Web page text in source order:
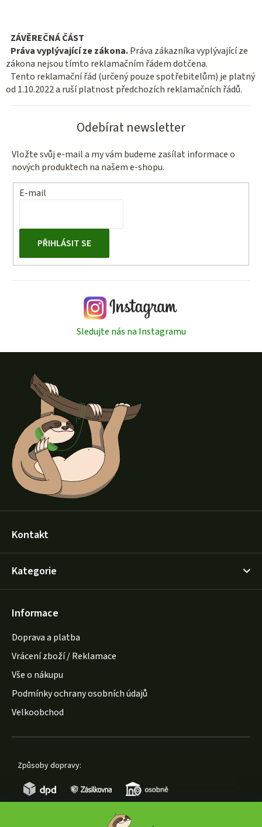
ZÁVĚREČNÁ ČÁST
Práva vyplývající ze zákona.Práva zákazníka vyplývající ze
zákona nejsou tímto reklamačním řádem dotčena.
Tento reklamační řád (určený pouze spotřebitelům) je platný
od 1.10.2022a ruší platnost předchozích reklamačních řádů.
Odebírat newsletter
Vložte svůj e-mail a my vám budeme zasílat informace o
nových produktech na našem e-shopu.
E-mail
PŘIHLÁSIT SE
Sledujte nás na Instagramu
Kontakt
Kategorie
Informace
Doprava a platba
Vrácení zboží / Reklamace
Vše o nákupu
Podmínky ochrany osobních údajů
Velkoobchod
Způsoby dopravy: